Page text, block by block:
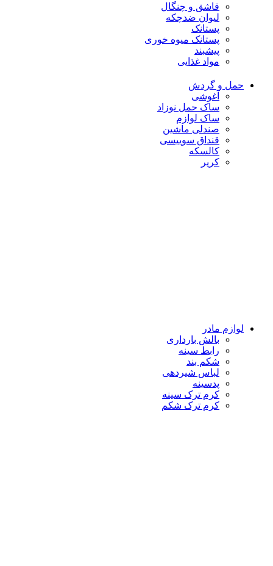
قاشق و چنگال
لیوان ضدچکه
پستانک
پستانک میوه خوری
پیشبند
مواد غذایی
حمل و گردش
آغوشی
ساک حمل نوزاد
ساک لوازم
صندلی ماشین
قنداق سوییسی
کالسکه
کریر
لوازم مادر
بالش بارداری
رابط سینه
شکم بند
لباس شیردهی
پدسینه
کرم ترک سینه
کرم ترک شکم